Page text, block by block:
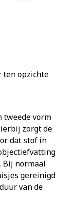
ten opzichte
tweede vorm
zorgt de
dat stof in
Bij normaal
gereinigd
van de